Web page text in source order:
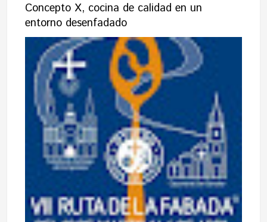
Concepto X, cocina de calidad en un
entorno desenfadado